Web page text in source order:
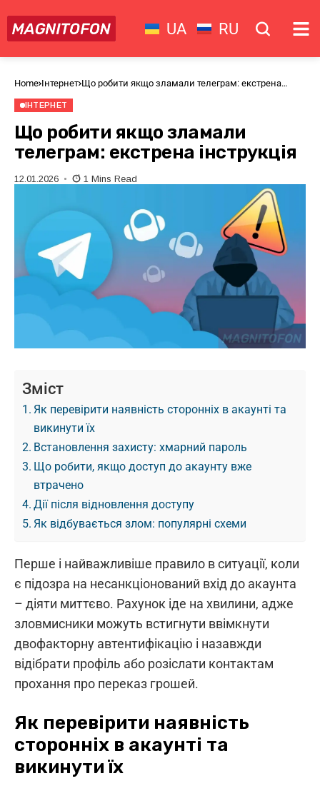
UA RU
Home Інтернет Що робити якщо зламали телеграм: екстрена
ІНТЕРНЕТ
Що робити якщо зламали
телеграм: екстрена інструкція
12.01.2026 1 Mins Read
Зміст
Як перевірити наявність сторонніх в акаунті та
викинути їх
Встановлення захисту: хмарний пароль
Що робити, якщо доступ до акаунту вже
втрачено
Дії після відновлення доступу
Як відбувається злом: популярні схеми
Перше і найважливіше правило в ситуації, коли
є підозра на несанкціонований вхід до акаунта
– діяти миттєво. Рахунок іде на хвилини, адже
зловмисники можуть встигнути ввімкнути
двофакторну автентифікацію і назавжди
відібрати профіль або розіслати контактам
прохання про переказ грошей.
Як перевірити наявність
сторонніх в акаунті та
викинути їх